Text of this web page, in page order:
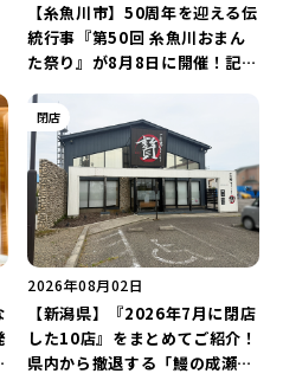
【糸魚川市】50周年を迎える伝
統行事『第50回 糸魚川おまん
た祭り』が8月8日に開催！記念
を楽しもう♪
閉店
2026年08月02日
【新潟県】『2026年7月に閉店
した10店』をまとめてご紹介！
県内から撤退する「鰻の成瀬」